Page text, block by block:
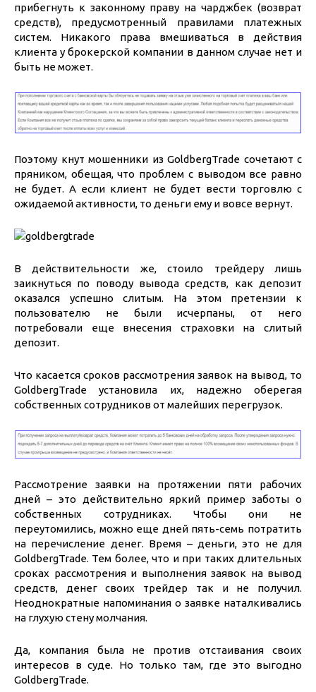
прибегнуть к законному праву на чарджбек (возврат
средств), предусмотренный правилами платежных
систем. Никакого права вмешиваться в действия
клиента у брокерской компании в данном случае нет и
быть не может.
Поэтому кнут мошенники из GoldbergTrade сочетают с
пряником, обещая, что проблем с выводом все равно
не будет. А если клиент не будет вести торговлю с
ожидаемой активности, то деньги ему и вовсе вернут.
В действительности же, стоило трейдеру лишь
заикнуться по поводу вывода средств, как депозит
оказался успешно слитым. На этом претензии к
пользователю не были исчерпаны, от него
потребовали еще внесения страховки на слитый
депозит.
Что касается сроков рассмотрения заявок на вывод, то
GoldbergTrade установила их, надежно оберегая
собственных сотрудников от малейших перегрузок.
Рассмотрение заявки на протяжении пяти рабочих
дней – это действительно яркий пример заботы о
собственных сотрудниках. Чтобы они не
переутомились, можно еще дней пять-семь потратить
на перечисление денег. Время – деньги, это не для
GoldbergTrade. Тем более, что и при таких длительных
сроках рассмотрения и выполнения заявок на вывод
средств, денег своих трейдер так и не получил.
Неоднократные напоминания о заявке наталкивались
на глухую стену молчания.
Да, компания была не против отстаивания своих
интересов в суде. Но только там, где это выгодно
GoldbergTrade.